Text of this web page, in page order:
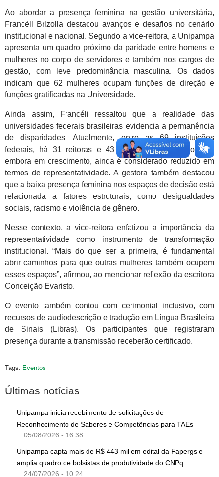
Ao abordar a presença feminina na gestão universitária,
Francéli Brizolla destacou avanços e desafios no cenário
institucional e nacional. Segundo a vice-reitora, a Unipampa
apresenta um quadro próximo da paridade entre homens e
mulheres no corpo de servidores e também nos cargos de
gestão, com leve predominância masculina. Os dados
indicam que 62 mulheres ocupam funções de direção e
funções gratificadas na Universidade.
Ainda assim, Francéli ressaltou que a realidade das
universidades federais brasileiras evidencia a permanência
de disparidades. Atualmente, entre as 69 instituições
federais, há 31 reitoras e 43 vice-reitoras, número que,
embora em crescimento, ainda é considerado reduzido em
termos de representatividade. A gestora também destacou
que a baixa presença feminina nos espaços de decisão está
relacionada a fatores estruturais, como desigualdades
sociais, racismo e violência de gênero.
Nesse contexto, a vice-reitora enfatizou a importância da
representatividade como instrumento de transformação
institucional. “Mais do que ser a primeira, é fundamental
abrir caminhos para que outras mulheres também ocupem
esses espaços”, afirmou, ao mencionar reflexão da escritora
Conceição Evaristo.
O evento também contou com cerimonial inclusivo, com
recursos de audiodescrição e tradução em Língua Brasileira
de Sinais (Libras). Os participantes que registraram
presença durante a transmissão receberão certificado.
Tags: Eventos
Últimas notícias
Unipampa inicia recebimento de solicitações de
Reconhecimento de Saberes e Competências para TAEs
05/08/2026 - 16:38
Unipampa capta mais de R$ 443 mil em edital da Fapergs e
amplia quadro de bolsistas de produtividade do CNPq
24/07/2026 - 10:24